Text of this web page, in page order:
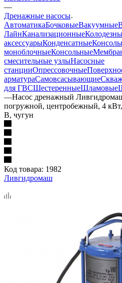
—
Дренажные насосы
АвтоматикаБочковыеВакуумные
ЛайнКанализационные
аксессуарыКонденсатные
моноблочныеКонсольные
смесительные узлыНасосные
станцииОпрессовочные
арматураСамовсасывающие
для ГВСШестеренныеШламовые
—Насос дренажный
погружной, центробежный, 4
В, чугун
Код товара: 1982
Ливгидромаш